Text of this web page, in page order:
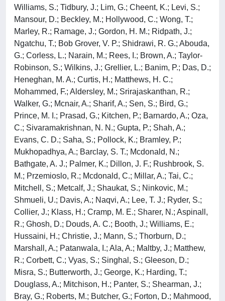
Williams, S.; Tidbury, J.; Lim, G.; Cheent, K.; Levi, S.;
Mansour, D.; Beckley, M.; Hollywood, C.; Wong, T.;
Marley, R.; Ramage, J.; Gordon, H. M.; Ridpath, J.;
Ngatchu, T.; Bob Grover, V. P.; Shidrawi, R. G.; Abouda,
G.; Corless, L.; Narain, M.; Rees, I.; Brown, A.; Taylor-
Robinson, S.; Wilkins, J.; Grellier, L.; Banim, P.; Das, D.;
Heneghan, M. A.; Curtis, H.; Matthews, H. C.;
Mohammed, F.; Aldersley, M.; Srirajaskanthan, R.;
Walker, G.; Mcnair, A.; Sharif, A.; Sen, S.; Bird, G.;
Prince, M. I.; Prasad, G.; Kitchen, P.; Barnardo, A.; Oza,
C.; Sivaramakrishnan, N. N.; Gupta, P.; Shah, A.;
Evans, C. D.; Saha, S.; Pollock, K.; Bramley, P.;
Mukhopadhya, A.; Barclay, S. T.; Mcdonald, N.;
Bathgate, A. J.; Palmer, K.; Dillon, J. F.; Rushbrook, S.
M.; Przemioslo, R.; Mcdonald, C.; Millar, A.; Tai, C.;
Mitchell, S.; Metcalf, J.; Shaukat, S.; Ninkovic, M.;
Shmueli, U.; Davis, A.; Naqvi, A.; Lee, T. J.; Ryder, S.;
Collier, J.; Klass, H.; Cramp, M. E.; Sharer, N.; Aspinall,
R.; Ghosh, D.; Douds, A. C.; Booth, J.; Williams, E.;
Hussaini, H.; Christie, J.; Mann, S.; Thorburn, D.;
Marshall, A.; Patanwala, I.; Ala, A.; Maltby, J.; Matthew,
R.; Corbett, C.; Vyas, S.; Singhal, S.; Gleeson, D.;
Misra, S.; Butterworth, J.; George, K.; Harding, T.;
Douglass, A.; Mitchison, H.; Panter, S.; Shearman, J.;
Bray, G.; Roberts, M.; Butcher, G.; Forton, D.; Mahmood,